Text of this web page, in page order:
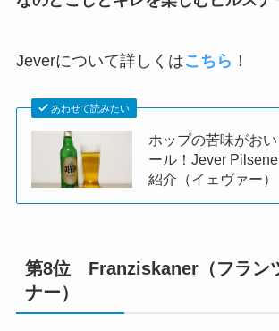
Jeverについて詳しくはこちら ！
あわせて読みたい
ホップの苦味がお
ール！Jever
紹介（イェヴァー）
第8位 Franziskaner（フラン
ナー）